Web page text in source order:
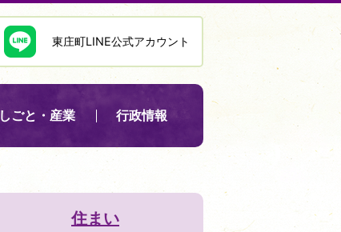
東庄町LINE公式アカウント
しごと・産業 行政情報
住まい